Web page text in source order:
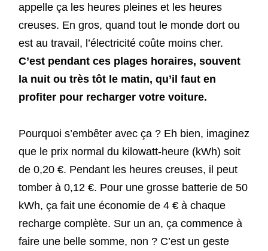
appelle ça les heures pleines et les heures
creuses. En gros, quand tout le monde dort ou
est au travail, l’électricité coûte moins cher.
C’est pendant ces plages horaires, souvent
la nuit ou très tôt le matin, qu’il faut en
profiter pour recharger votre voiture.
Pourquoi s’embêter avec ça ? Eh bien, imaginez
que le prix normal du kilowatt-heure (kWh) soit
de 0,20 €. Pendant les heures creuses, il peut
tomber à 0,12 €. Pour une grosse batterie de 50
kWh, ça fait une économie de 4 € à chaque
recharge complète. Sur un an, ça commence à
faire une belle somme, non ? C’est un geste